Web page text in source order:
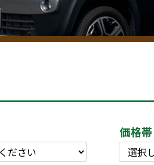
価格帯